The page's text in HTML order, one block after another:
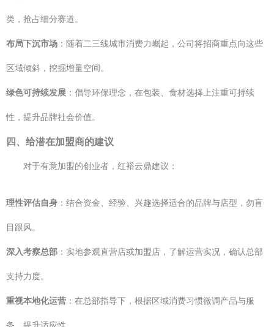
类，抢占细分赛道。
布局下沉市场 ：随着二三线城市消费力崛起，公司将招商重点向这些
区域倾斜，挖掘增量空间。
绿色可持续发展 ：倡导环保理念，在包装、食材选择上注重可持续
性，提升品牌社会价值。
四、给潜在加盟商的建议
对于有意加盟的创业者，红裕云鼎建议：
理性评估自身 ：结合资金、经验、兴趣选择适合的品牌与店型，勿盲
目跟风。
深入考察总部 ：实地参观直营店或加盟店，了解运营实况，确认总部
支持力度。
重视本地化运营 ：在总部指导下，根据区域消费习惯微调产品与服